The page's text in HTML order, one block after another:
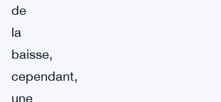
de
la
baisse,
cependant,
une